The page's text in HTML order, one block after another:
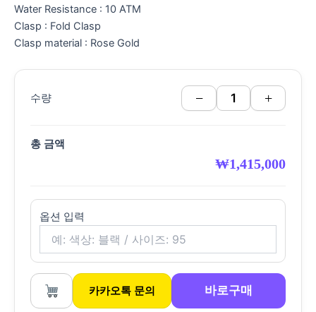
Water Resistance : 10 ATM
Clasp : Fold Clasp
Clasp material : Rose Gold
수량 − +
총 금액
₩1,415,000
옵션 입력
카카오톡 문의 바로구매